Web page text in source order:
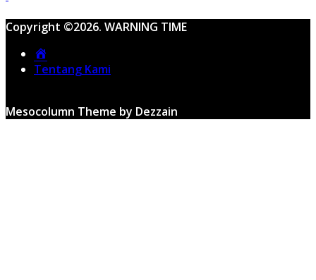
Copyright ©2026. WARNING TIME
Tentang Kami
Mesocolumn Theme by Dezzain